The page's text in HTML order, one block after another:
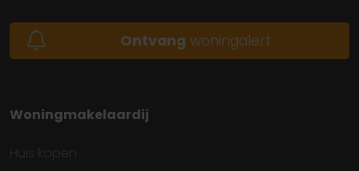
Ontvang woningalert
Woningmakelaardij
Huis kopen